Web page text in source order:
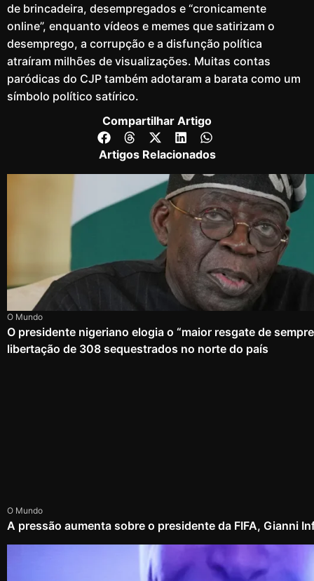
de brincadeira, desempregados e “cronicamente
online”, enquanto vídeos e memes que satirizam o
desemprego, a corrupção e a disfunção política
atraíram milhões de visualizações. Muitas contas
paródicas do CJP também adotaram a barata como um
símbolo político satírico.
Compartilhar Artigo
Artigos Relacionados
O Mundo
O presidente nigeriano elogia o “maior resgate de
libertação de 308 sequestrados no norte do país
O Mundo
A pressão aumenta sobre o presidente da FIFA, Gianni